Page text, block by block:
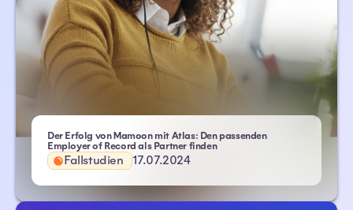
Der Erfolg von Mamoon mit Atlas: Den passenden
Employer of Record als Partner finden
Fallstudien 17.07.2024